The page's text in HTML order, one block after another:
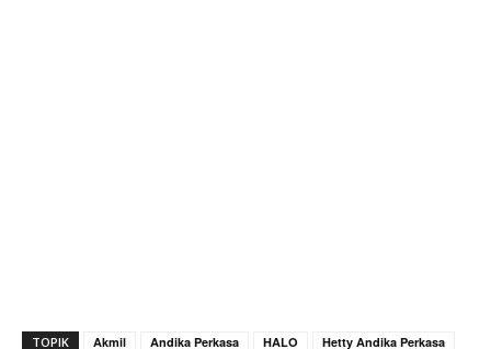
TOPIK Akmil Andika Perkasa HALO Hetty Andika Perkasa